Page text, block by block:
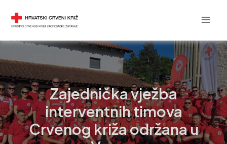
Zajednička vježba
interventnih timova
Crvenog križa održana u
navigation